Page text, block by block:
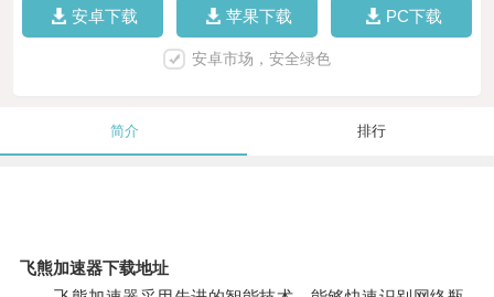
安卓下载 苹果下载 PC下载
安卓市场，安全绿色
简介 排行
飞熊加速器下载地址